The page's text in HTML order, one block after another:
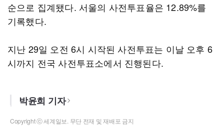
순으로 집계됐다. 서울의 사전투표율은 12.89%를
기록했다.
지난 29일 오전 6시 시작된 사전투표는 이날 오후 6
시까지 전국 사전투표소에서 진행된다.
박윤희 기자
Copyright ⓒ 세계일보. 무단 전재 및 재배포 금지